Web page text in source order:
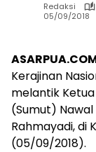
Redaksi
05/09/2018
Kerajinan
melantik
(Sumut) Nawal
Rahmayadi, di
(05/09/2018).